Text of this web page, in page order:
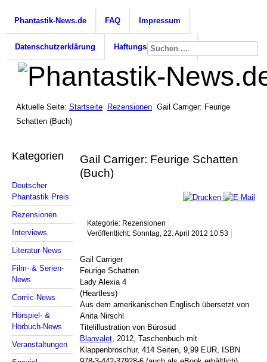
Phantastik-News.de FAQ Impressum
Datenschutzerklärung Haftungsausschluss
Aktuelle Seite: Startseite Rezensionen Gail Carriger: Feurige
Schatten (Buch)
Kategorien
Deutscher
Phantastik Preis
Rezensionen
Interviews
Literatur-News
Film- & Serien-
News
Comic-News
Hörspiel- &
Hörbuch-News
Veranstaltungen
Gail Carriger: Feurige Schatten
(Buch)
Kategorie: Rezensionen
Veröffentlicht: Sonntag, 22. April 2012 10:53
Gail Carriger
Feurige Schatten
Lady Alexia 4
(Heartless)
Aus dem amerikanischen Englisch übersetzt von
Anita Nirschl
Titelillustration von Bürosüd
Blanvalet , 2012, Taschenbuch mit
Klappenbroschur, 414 Seiten, 9,99 EUR, ISBN